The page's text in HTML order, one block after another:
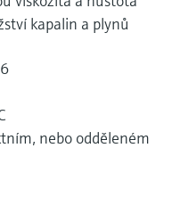
kapalin a plynů
nebo odděleném